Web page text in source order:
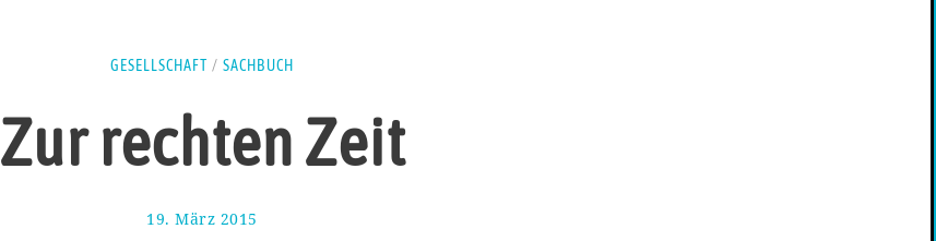
GESELLSCHAFT / SACHBUCH
Zur rechten Zeit
19. März 2015